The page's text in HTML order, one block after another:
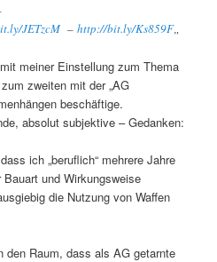
JETzcM –http://bit.ly/Ks859F„
meiner Einstellung zum Thema
zweiten mit der „AG
beschäftige.
absolut subjektive – Gedanken:
ich „beruflich“ mehrere Jahre
und Wirkungsweise
die Nutzung von Waffen
den Raum, dass als AG getarnte